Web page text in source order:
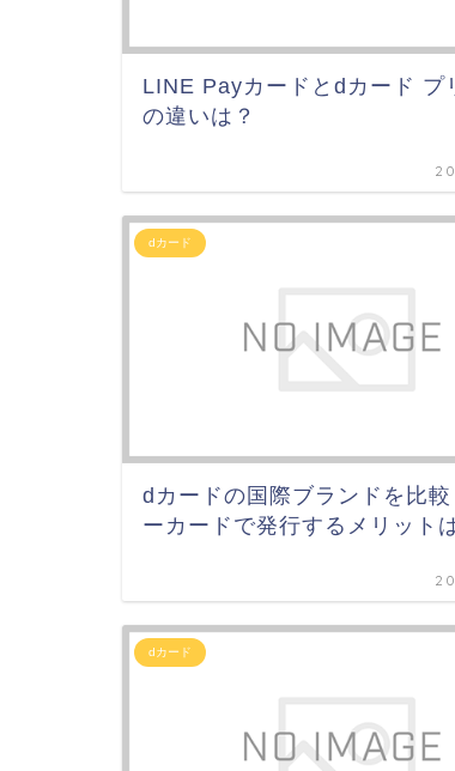
LINE Payカードとdカード プ
の違いは？
dカード
dカードの国際ブランドを比較
ーカードで発行するメリット
dカード